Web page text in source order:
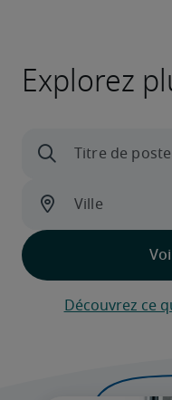
Explorez
Découvrez ce